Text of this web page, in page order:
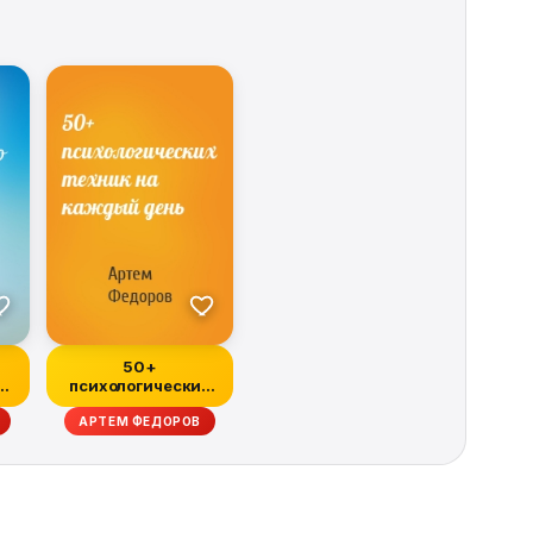
50+
психологических
техник на каждый
день
АРТЕМ ФЕДОРОВ